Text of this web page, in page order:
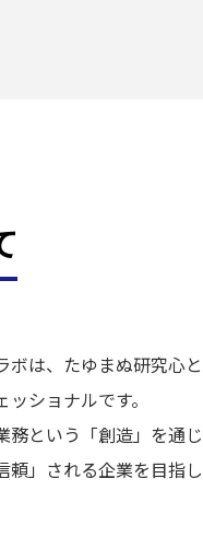
ボは、たゆまぬ研究⼼
ショナルです。
務という「創造」を通
頼」される企業を⽬指し